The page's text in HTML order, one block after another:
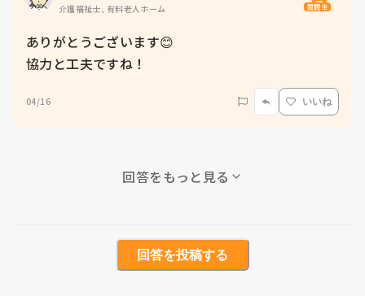
介護福祉士, 有料老人ホーム 質問主
ありがとうございます😊
協力と工夫ですね！
04/16 いいね
回答をもっと見る
回答を投稿する